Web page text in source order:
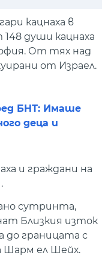
кацнаха в
148 души кацнаха
От тях над
от Израел.
БНТ: Имаше
деца и
и граждани на
сутринта,
Близкия изток
до границата с
Шарм ел Шейх.